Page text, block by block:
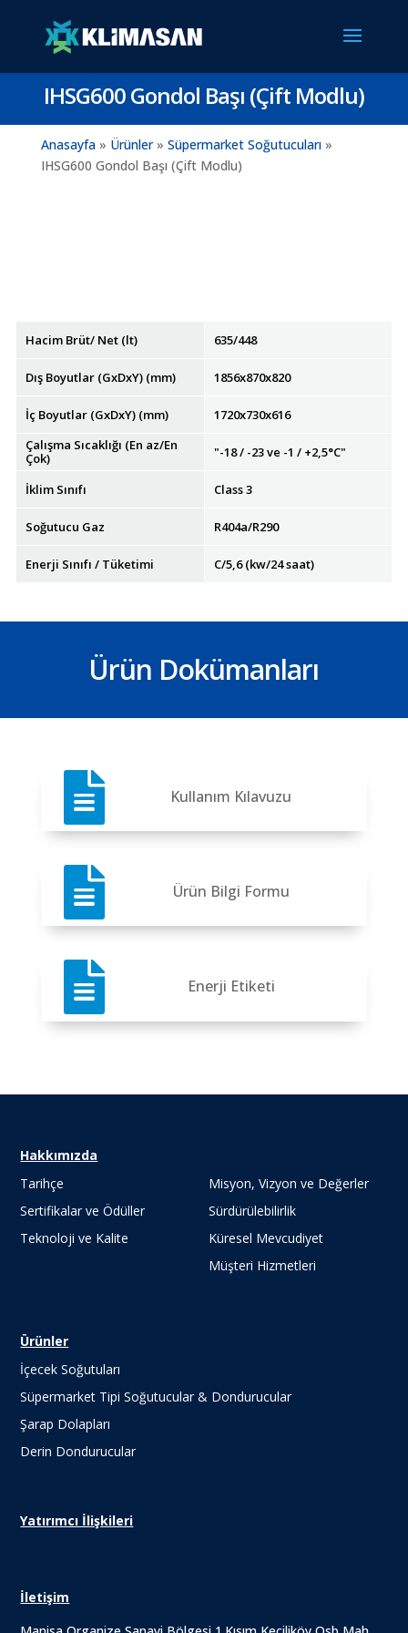
IHSG600 Gondol Başı (Çift Modlu)
Anasayfa» Ürünler» Süpermarket Soğutucuları»
IHSG600 Gondol Başı (Çift Modlu)
Hacim Brüt/ Net (lt)
Dış Boyutlar (GxDxY) (mm)
İç Boyutlar (GxDxY) (mm)
Çalışma Sıcaklığı (En az/En
Çok)
İklim Sınıfı
Soğutucu Gaz
Enerji Sınıfı / Tüketimi
635/448
1856x870x820
1720x730x616
"-18 / -23 ve -1 / +2,5°C"
Class 3
R404a/R290
C/5,6 (kw/24 saat)
Ürün Dokümanları
 Kullanım Kılavuzu
 Ürün Bilgi Formu
 Enerji Etiketi
Hakkımızda
Tarihçe
Sertifikalar ve Ödüller
Teknoloji ve Kalite
Misyon, Vizyon ve Değerler
Sürdürülebilirlik
Küresel Mevcudiyet
Müşteri Hizmetleri
Ürünler
İçecek Soğutuları
Süpermarket Tipi Soğutucular & Dondurucular
Şarap Dolapları
Derin Dondurucular
Yatırımcı İlişkileri
İletişim